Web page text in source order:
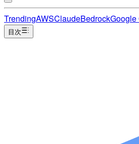
TrendingAWSClaudeBedrockGoogle
目次